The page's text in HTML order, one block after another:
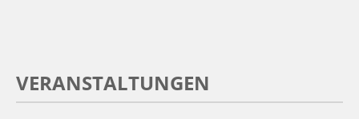
VERANSTALTUNGEN